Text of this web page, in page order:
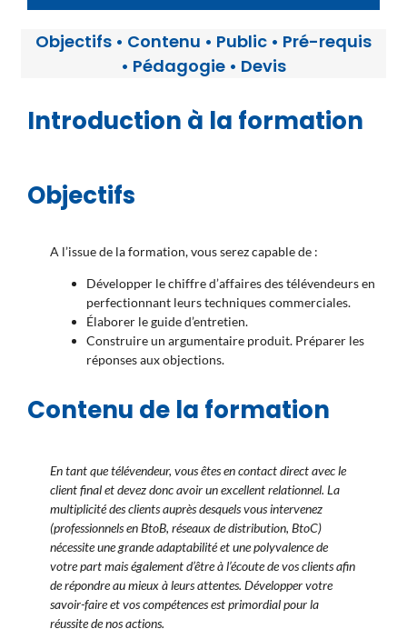
Objectifs • Contenu • Public • Pré-requis
• Pédagogie • Devis
Introduction à la formation
Objectifs
A l’issue de la formation, vous serez capable de :
Développer le chiffre d’affaires des télévendeurs en
perfectionnant leurs techniques commerciales.
Élaborer le guide d’entretien.
Construire un argumentaire produit. Préparer les
réponses aux objections.
Contenu de la formation
En tant que télévendeur, vous êtes en contact direct avec le
client final et devez donc avoir un excellent relationnel. La
multiplicité des clients auprès desquels vous intervenez
(professionnels en BtoB, réseaux de distribution, BtoC)
nécessite une grande adaptabilité et une polyvalence de
votre part mais également d’être à l’écoute de vos clients afin
de répondre au mieux à leurs attentes. Développer votre
savoir-faire et vos compétences est primordial pour la
réussite de nos actions.